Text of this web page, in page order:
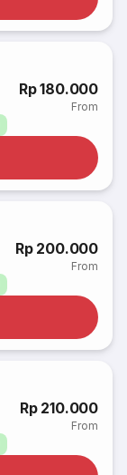
Rp 180.000
From
Rp 200.000
From
Rp 210.000
From